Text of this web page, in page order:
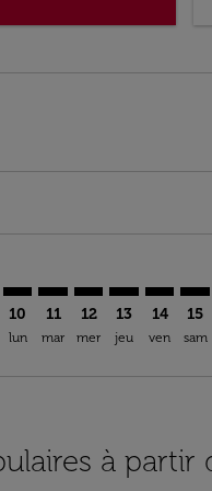
10
lun
11
mar
12
mer
13
jeu
14
ven
15
sam
à partir